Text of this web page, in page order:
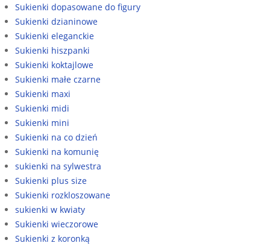
Sukienki dopasowane do figury
Sukienki dzianinowe
Sukienki eleganckie
Sukienki hiszpanki
Sukienki koktajlowe
Sukienki małe czarne
Sukienki maxi
Sukienki midi
Sukienki mini
Sukienki na co dzień
Sukienki na komunię
sukienki na sylwestra
Sukienki plus size
Sukienki rozkloszowane
sukienki w kwiaty
Sukienki wieczorowe
Sukienki z koronką